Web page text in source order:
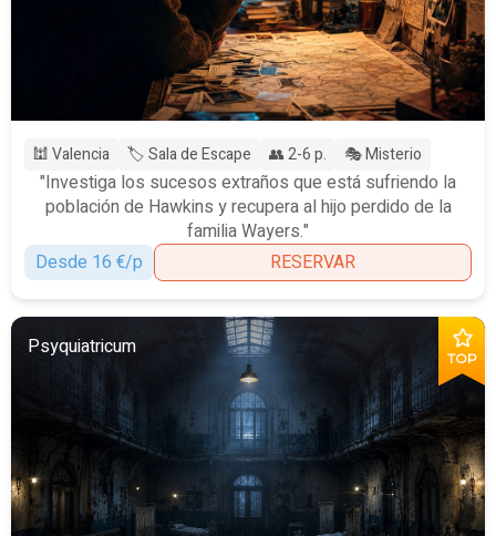
🕍 Valencia 🏷️ Sala de Escape 👥 2-6 p. 🎭 Misterio
"Investiga los sucesos extraños que está sufriendo la
población de Hawkins y recupera al hijo perdido de la
familia Wayers."
Desde 16 €/p
RESERVAR
TOP
Psyquiatricum